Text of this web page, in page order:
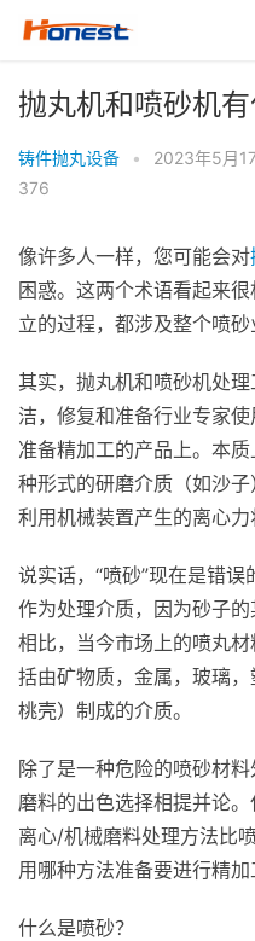
抛丸机和喷砂机有
铸件抛丸设备 • 2023年5月
376
像许多人一样，您可能会对
困惑。这两个术语看起来
立的过程，都涉及整个喷砂
其实，抛丸机和喷砂机处
洁，修复和准备行业专家
准备精加工的产品上。本
种形式的研磨介质（如沙
利用机械装置产生的离心力
说实话，“喷砂”现在是错
作为处理介质，因为砂子
相比，当今市场上的喷丸
括由矿物质，金属，玻璃
桃壳）制成的介质。
除了是一种危险的喷砂材
磨料的出色选择相提并论。
离心/机械磨料处理方法比
用哪种方法准备要进行精加
什么是喷砂？